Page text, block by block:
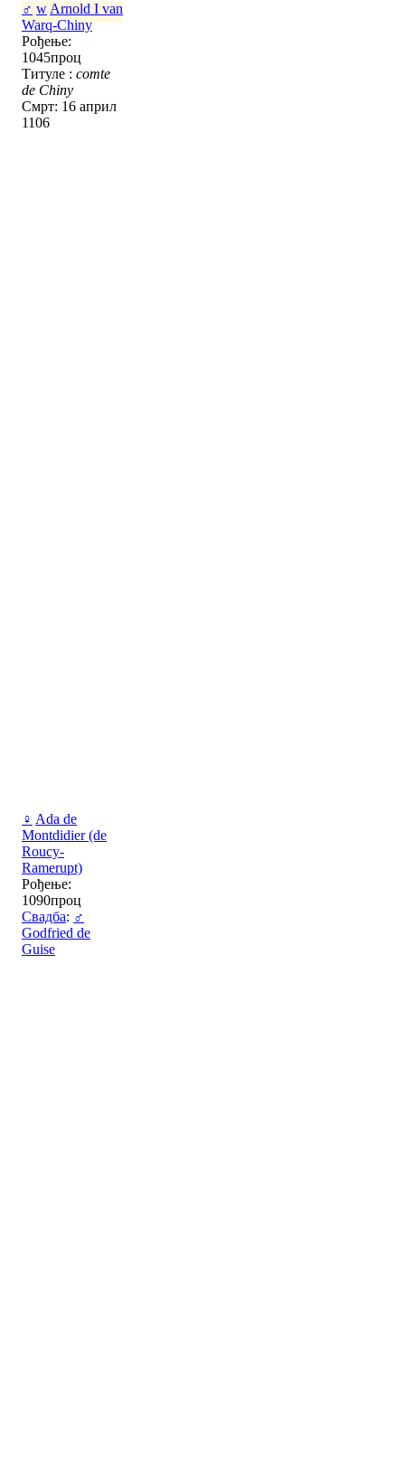
♂ w Arnold I van
Warq-Chiny
Рођење:
1045проц
Титуле : comte
de Chiny
Смрт: 16 април
1106
♀ Ada de
Montdidier (de
Roucy-
Ramerupt)
Рођење:
1090проц
Свадба: ♂
Godfried de
Guise